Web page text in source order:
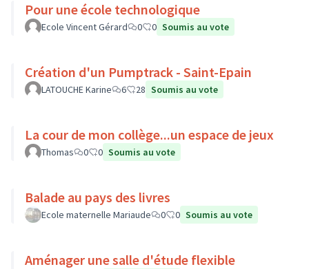
Pour une école technologique
Ecole Vincent Gérard 0 0 Soumis au vote
Création d'un Pumptrack - Saint-Epain
LATOUCHE Karine 6 28 Soumis au vote
La cour de mon collège...un espace de jeux
Thomas 0 0 Soumis au vote
Balade au pays des livres
Ecole maternelle Mariaude 0 0 Soumis au vote
Aménager une salle d'étude flexible